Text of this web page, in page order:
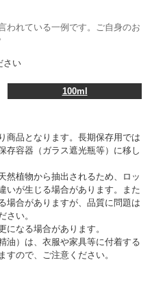
われている一例です。ご自身のお
さい
100ml
商品となります。長期保存用では
存容器（ガラス遮光瓶等）に移し
然植物から抽出されるため、ロッ
いが生じる場合があります。また
場合がありますが、品質に問題は
さい。
なる場合があります。
油）は、衣服や家具等に付着する
すので、ご注意ください。